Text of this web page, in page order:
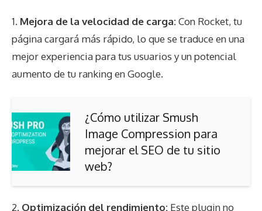
1. Mejora de la velocidad de carga:Con Rocket, tu
página cargará más rápido, lo que se traduce en una
mejor experiencia para tus usuarios y un potencial
aumento de tu ranking en Google.
¿Cómo utilizar Smush
Image Compression para
mejorar el SEO de tu sitio
web?
2. Optimización del rendimiento: Este plugin no